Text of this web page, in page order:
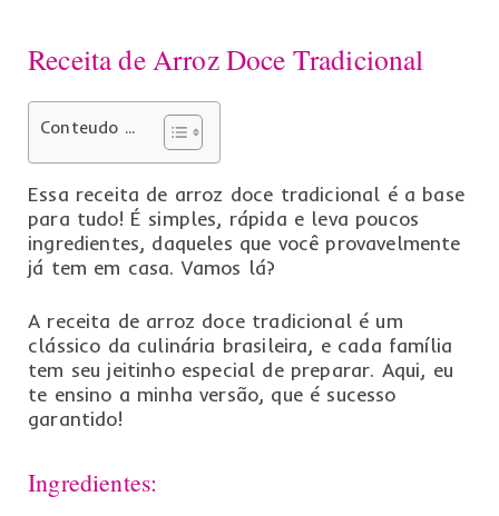
Receita de Arroz Doce Tradicional
Conteudo ...
Essa receita de arroz doce tradicional é a base
para tudo! É simples, rápida e leva poucos
ingredientes, daqueles que você provavelmente
já tem em casa. Vamos lá?
A receita de arroz doce tradicional é um
clássico da culinária brasileira, e cada família
tem seu jeitinho especial de preparar. Aqui, eu
te ensino a minha versão, que é sucesso
garantido!
Ingredientes: